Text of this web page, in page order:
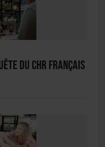
du CHR français